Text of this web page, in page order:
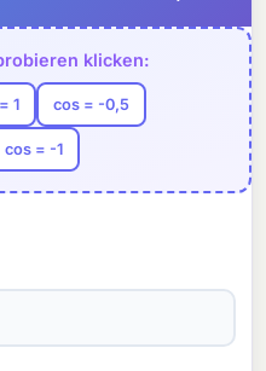
klicken:
1 cos = -0,5
cos = -1